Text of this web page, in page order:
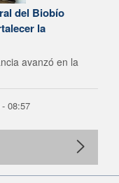
del Biobío
la
avanzó en la
08:57